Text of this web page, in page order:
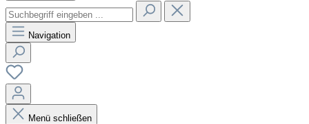
Navigation
Menü schließen